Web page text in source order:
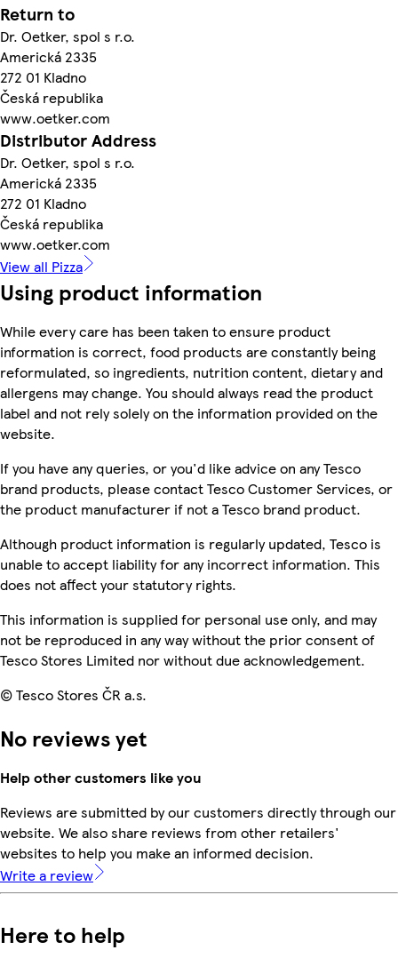
Return to
Dr. Oetker, spol s r.o.
Americká 2335
272 01 Kladno
Česká republika
www.oetker.com
Distributor Address
Dr. Oetker, spol s r.o.
Americká 2335
272 01 Kladno
Česká republika
www.oetker.com
View all Pizza
Using product information
While every care has been taken to ensure product
information is correct, food products are constantly being
reformulated, so ingredients, nutrition content, dietary and
allergens may change. You should always read the product
label and not rely solely on the information provided on the
website.
If you have any queries, or you'd like advice on any Tesco
brand products, please contact Tesco Customer Services, or
the product manufacturer if not a Tesco brand product.
Although product information is regularly updated, Tesco is
unable to accept liability for any incorrect information. This
does not affect your statutory rights.
This information is supplied for personal use only, and may
not be reproduced in any way without the prior consent of
Tesco Stores Limited nor without due acknowledgement.
© Tesco Stores ČR a.s.
No reviews yet
Help other customers like you
Reviews are submitted by our customers directly through our
website. We also share reviews from other retailers'
websites to help you make an informed decision.
Write a review
Here to help